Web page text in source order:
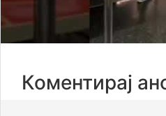
Коментирај